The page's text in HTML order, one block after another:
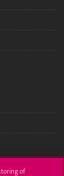
of